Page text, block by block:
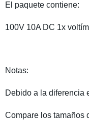
El paquete contiene:
100V 10A DC 1x
Notas:
Debido a la diferencia
Compare los tamaños